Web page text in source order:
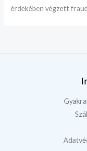
érdekében végzett